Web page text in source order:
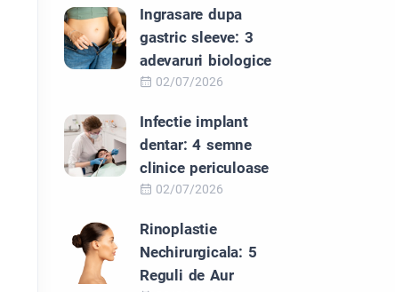
Ingrasare dupa
gastric sleeve: 3
adevaruri biologice
02/07/2026
Infectie implant
dentar: 4 semne
clinice periculoase
02/07/2026
Rinoplastie
Nechirurgicala: 5
Reguli de Aur